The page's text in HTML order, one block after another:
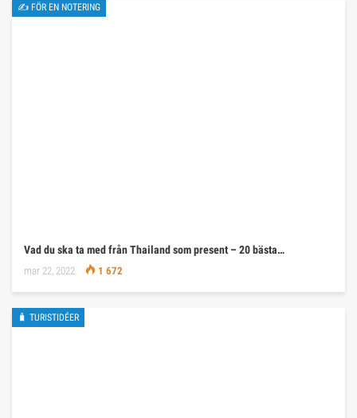
✍ FÖR EN NOTERING
Vad du ska ta med från Thailand som present – 20 bästa…
mar 22, 2022 1 672
🧳 TURISTIDÉER